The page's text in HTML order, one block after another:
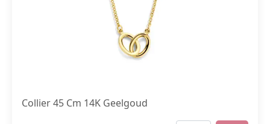
Collier 45 Cm 14K Geelgoud